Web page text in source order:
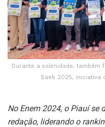
Durante a solenidade, também
Saeb 2025, iniciativa
No Enem 2024, o Piauí se
redação, liderando o